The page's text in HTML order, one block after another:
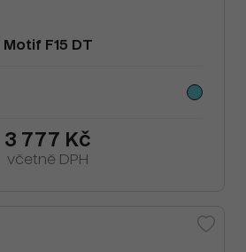
Motif F15 DT
3 777 Kč
včetně DPH